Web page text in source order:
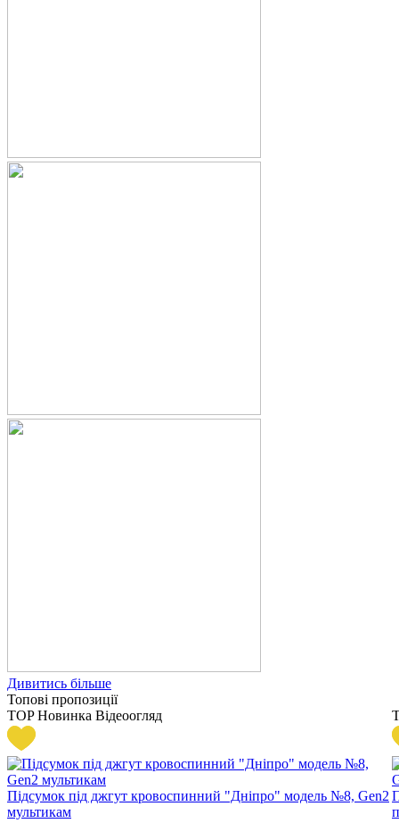
Дивитись більше
Топові пропозиції
TOP Новинка Відеоогляд
Підсумок під джгут кровоспинний "Дніпро" модель №8, Gen2
мультикам